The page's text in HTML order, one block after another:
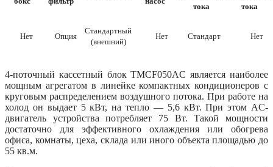
тока
тока
Нет Опция
Стандартный
(внешний)
Нет Стандарт Нет
4-поточный кассетный блок TMCF050AС является наиболее
мощным агрегатом в линейке компактных кондиционеров с
круговым распределением воздушного потока. При работе на
холод он выдает 5 кВт, на тепло — 5,6 кВт. При этом AC-
двигатель устройства потребляет 75 Вт. Такой мощности
достаточно для эффективного охлаждения или обогрева
офиса, комнаты, цеха, склада или иного объекта площадью до
55 кв.м.